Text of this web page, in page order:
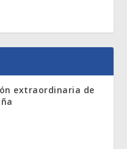
extraordinaria de